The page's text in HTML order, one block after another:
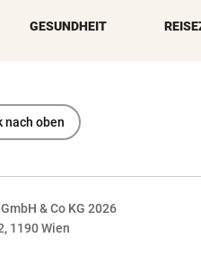
GESUNDHEIT
nach oben
& Co KG 2026
1190 Wien